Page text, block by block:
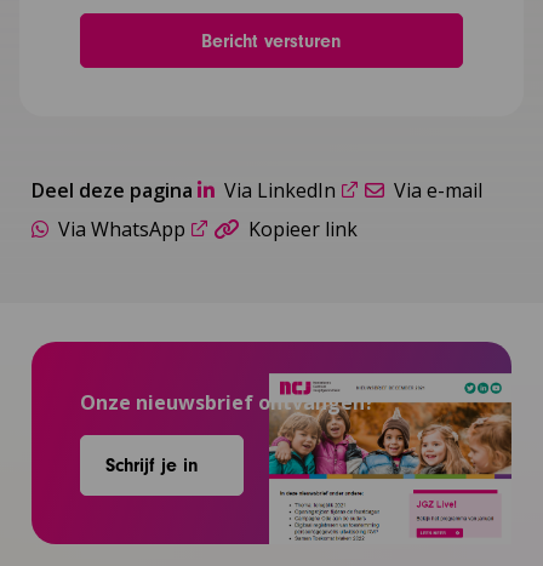
Deel deze pagina Via LinkedIn
Via e-mail
Via WhatsApp
Kopieer link
Onze nieuwsbrief ontvangen?
Schrijf je in